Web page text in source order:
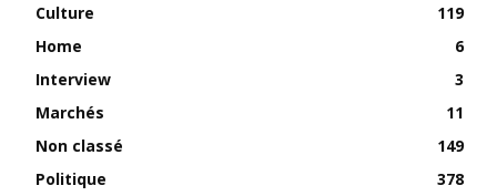
Culture
119
Home
6
Interview
3
Marchés
11
Non classé
149
Politique
378